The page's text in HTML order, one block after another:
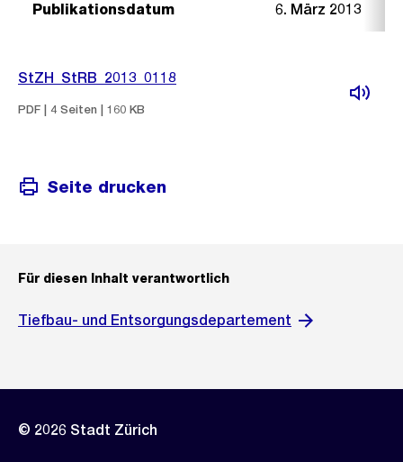
Publikationsdatum 6. März 2013
StZH_StRB_2013_0118
PDF | 4 Seiten | 160 KB
Seite drucken
Für diesen Inhalt verantwortlich
Tiefbau- und Entsorgungsdepartement
© 2026 Stadt Zürich